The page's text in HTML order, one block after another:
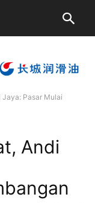
Pasar Mulai
Andi